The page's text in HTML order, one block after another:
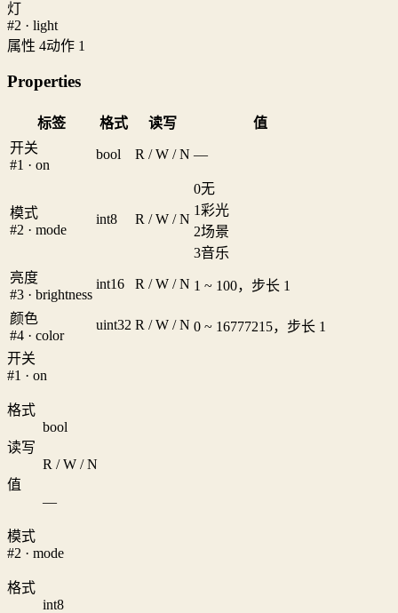
灯
#2 · light
属性 4动作 1
Properties
标签 格式 读写
值
开关
#1 · on
bool R / W / N —
模式
#2 · mode
int8 R / W / N
0无
1 彩光
2场景
3音乐
亮度
#3 · brightness
int16 R / W / N 1 ~ 100，步长 1
颜色
#4 · color
uint32 R / W / N 0 ~ 16777215，步长 1
开关
#1 · on
格式
bool
读写
R / W / N
值
—
模式
#2 · mode
格式
int8